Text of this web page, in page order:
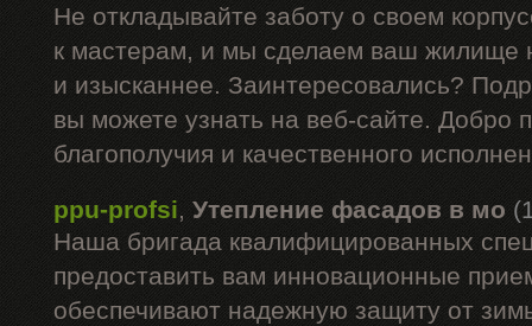
Не откладывайте заботу о своем
к мастерам, и мы сделаем ваш жилище
и изысканнее. Заинтересовались?
вы можете узнать на веб-сайте. Добро
благополучия и качественного
ppu-profsi, Утепление фасадов в мо
Наша бригада квалифицированных
предоставить вам инновационные
обеспечивают надежную защиту от